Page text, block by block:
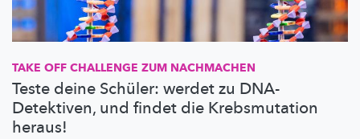
TAKE OFF CHALLENGE ZUM NACHMACHEN
Teste deine Schüler: werdet zu DNA-
Detektiven, und findet die Krebsmutation
heraus!